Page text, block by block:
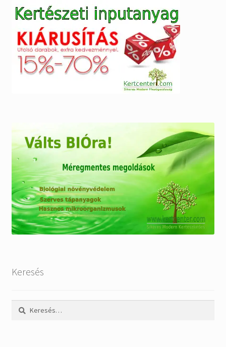
Keresés
Keresés: